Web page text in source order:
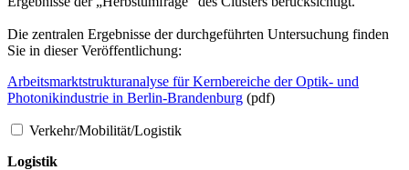
Die zentralen Ergebnisse der durchgeführten Untersuchung finden
Sie in dieser Veröffentlichung:
Arbeitsmarktstrukturanalyse für Kernbereiche der Optik- und
Photonikindustrie in Berlin-Brandenburg (pdf)
Verkehr/Mobilität/Logistik
Logistik